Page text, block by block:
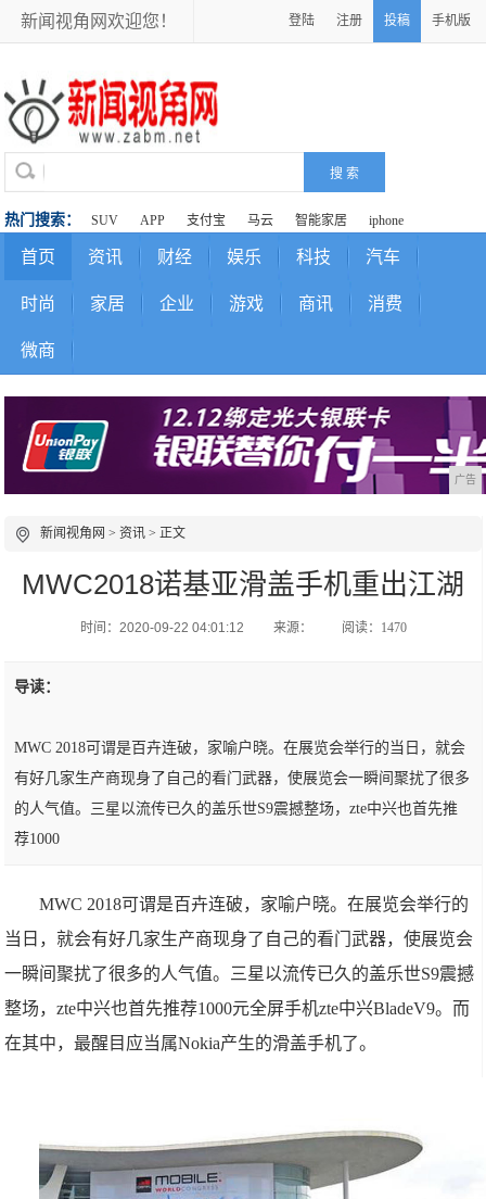
新闻视角网欢迎您！ 登陆 注册 投稿 手机版
热门搜索： SUV APP 支付宝 马云 智能家居 iphone
首页 资讯 财经 娱乐 科技 汽车
时尚 家居 企业 游戏 商讯 消费
微商
广告
新闻视角网 >资讯 > 正文
MWC2018诺基亚滑盖手机重出江湖
时间：2020-09-22 04:01:12 来源： 阅读：1470
导读：
MWC 2018可谓是百卉连破，家喻户晓。在展览会举行的当日，就会
有好几家生产商现身了自己的看门武器，使展览会一瞬间聚扰了很多
的人气值。三星以流传已久的盖乐世S9震撼整场，zte中兴也首先推
荐1000
MWC 2018可谓是百卉连破，家喻户晓。在展览会举行的
当日，就会有好几家生产商现身了自己的看门武器，使展览会
一瞬间聚扰了很多的人气值。三星以流传已久的盖乐世S9震撼
整场，zte中兴也首先推荐1000元全屏手机zte中兴BladeV9。而
在其中，最醒目应当属Nokia产生的滑盖手机了。